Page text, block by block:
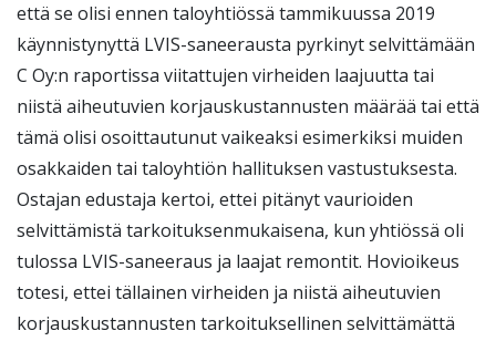
että se olisi ennen taloyhtiössä tammikuussa 2019
käynnistynyttä LVIS-saneerausta pyrkinyt selvittämään
C Oy:n raportissa viitattujen virheiden laajuutta tai
niistä aiheutuvien korjauskustannusten määrää tai että
tämä olisi osoittautunut vaikeaksi esimerkiksi muiden
osakkaiden tai taloyhtiön hallituksen vastustuksesta.
Ostajan edustaja kertoi, ettei pitänyt vaurioiden
selvittämistä tarkoituksenmukaisena, kun yhtiössä oli
tulossa LVIS-saneeraus ja laajat remontit. Hovioikeus
totesi, ettei tällainen virheiden ja niistä aiheutuvien
korjauskustannusten tarkoituksellinen selvittämättä